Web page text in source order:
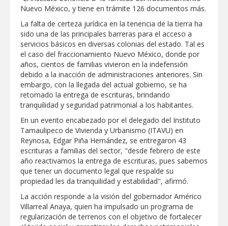
GOBIERNO MUNICIPAL ACERCA
SERVICIOS Y APOYOS A FAMILIAS CON
“PRESIDENCIA CERQUITA DE TI”
Impulsa STPS ferias del empleo para
jóvenes en tres regiones de Tamaulipas
Felicitó Carlos Peña Ortiz a más de 390
egresados de la Universidad Tecnológica
de Tamaulipas Norte
GOBIERNO DE CARMEN LILIA
CANTUROSAS INVIERTE EN
INFRAESTRUCTURA HÍDRICA PARA
GARANTIZAR UN MEJOR SERVICIO DE
AGUA POTABLE
Facilita DIF Tamaulipas trámite de
credencial y placas de circulación para
personas con discapacidad
CARMEN LILIA CANTUROSAS
CONSOLIDA A NUEVO LAREDO COMO
REFERENTE DE ENERGÍA LIMPIA EN
Nuevo México, y tiene en trámite 126 documentos más.
La falta de certeza jurídica en la tenencia de la tierra ha
sido una de las principales barreras para el acceso a
servicios básicos en diversas colonias del estado. Tal es
el caso del fraccionamiento Nuevo México, donde por
años, cientos de familias vivieron en la indefensión
debido a la inacción de administraciones anteriores. Sin
embargo, con la llegada del actual gobierno, se ha
retomado la entrega de escrituras, brindando
tranquilidad y seguridad patrimonial a los habitantes.
En un evento encabezado por el delegado del Instituto
Tamaulipeco de Vivienda y Urbanismo (ITAVU) en
Reynosa, Edgar Piña Hernández, se entregaron 43
escrituras a familias del sector, "desde febrero de este
año reactivamos la entrega de escrituras, pues sabemos
que tener un documento legal que respalde su
propiedad les da tranquilidad y estabilidad", afirmó.
La acción responde a la visión del gobernador Américo
Villarreal Anaya, quien ha impulsado un programa de
regularización de terrenos con el objetivo de fortalecer